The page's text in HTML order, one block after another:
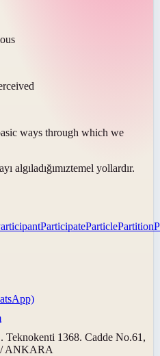
ways through which we
algıladığımıztemel yollardır.
ParticipateParticlePartition
Teknokenti 1368. Cadde No.61,
ANKARA